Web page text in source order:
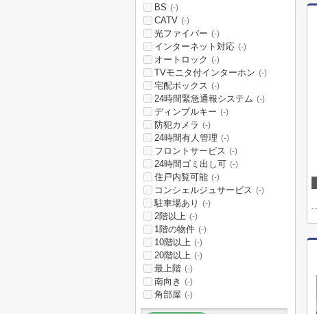
BS (-)
CATV (-)
光ファイバー (-)
インターネット対応 (-)
オートロック (-)
TVモニタ付インターホン (-)
宅配ボックス (-)
24時間緊急通報システム (-)
ディンプルキー (-)
防犯カメラ (-)
24時間有人管理 (-)
フロントサービス (-)
24時間ゴミ出し可 (-)
住戸内覧可能 (-)
コンシェルジュサービス (-)
駐車場あり (-)
2階以上 (-)
1階の物件 (-)
10階以上 (-)
20階以上 (-)
最上階 (-)
南向き (-)
角部屋 (-)